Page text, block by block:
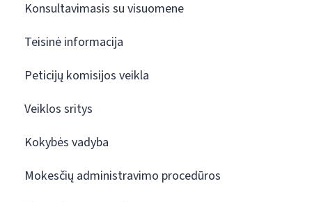
Konsultavimasis su visuomene
Teisinė informacija
Peticijų komisijos veikla
Veiklos sritys
Kokybės vadyba
Mokesčių administravimo procedūros